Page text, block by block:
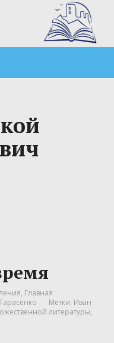
, Главная
Метки: Иван
литературы,